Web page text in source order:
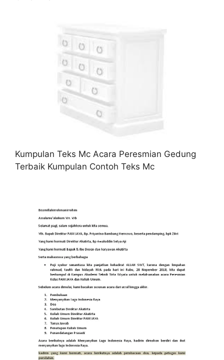
Kumpulan Teks Mc Acara Peresmian Gedung
Terbaik Kumpulan Contoh Teks Mc